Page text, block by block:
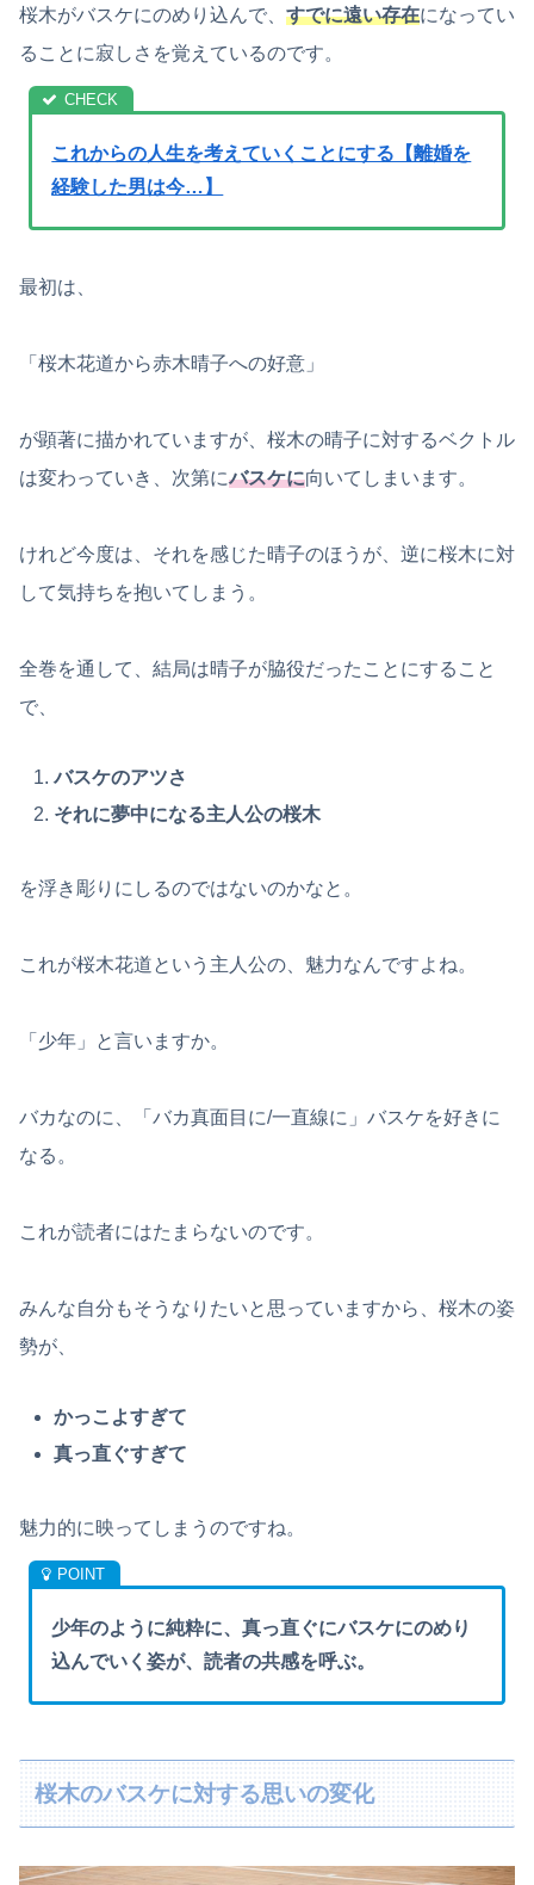
桜木がバスケにのめり込んで、 すでに遠い存在になってい
ることに寂しさを覚えているのです。
これからの人生を考えていくことにする【離婚を
経験した男は今…】
最初は、
「桜木花道から赤木晴子への好意」
が顕著に描かれていますが、桜木の晴子に対するベクトル
は変わっていき、次第にバスケに向いてしまいます。
けれど今度は、それを感じた晴子のほうが、逆に桜木に対
して気持ちを抱いてしまう。
全巻を通して、結局は晴子が脇役だったことにすること
で、
バスケのアツさ
それに夢中になる主人公の桜木
を浮き彫りにしるのではないのかなと。
これが桜木花道という主人公の、魅力なんですよね。
「少年」と言いますか。
バカなのに、「バカ真面目に/一直線に」バスケを好きに
なる。
これが読者にはたまらないのです。
みんな自分もそうなりたいと思っていますから、桜木の姿
勢が、
かっこよすぎて
真っ直ぐすぎて
魅力的に映ってしまうのですね。
少年のように純粋に、真っ直ぐにバスケにのめり
込んでいく姿が、読者の共感を呼ぶ。
桜木のバスケに対する思いの変化